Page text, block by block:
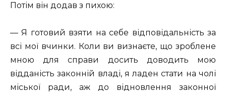
Потім він додав з пихою:
— Я готовий взяти на себе відповідальність за
всі мої вчинки. Коли ви визнаєте, що зроблене
мною для справи досить доводить мою
відданість законній владі, я ладен стати на чолі
міської ради, аж до відновлення законної